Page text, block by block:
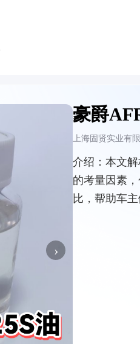
›
豪爵
上海固贤实业有限
介绍： 本文解
的考量因素
比，帮助车主